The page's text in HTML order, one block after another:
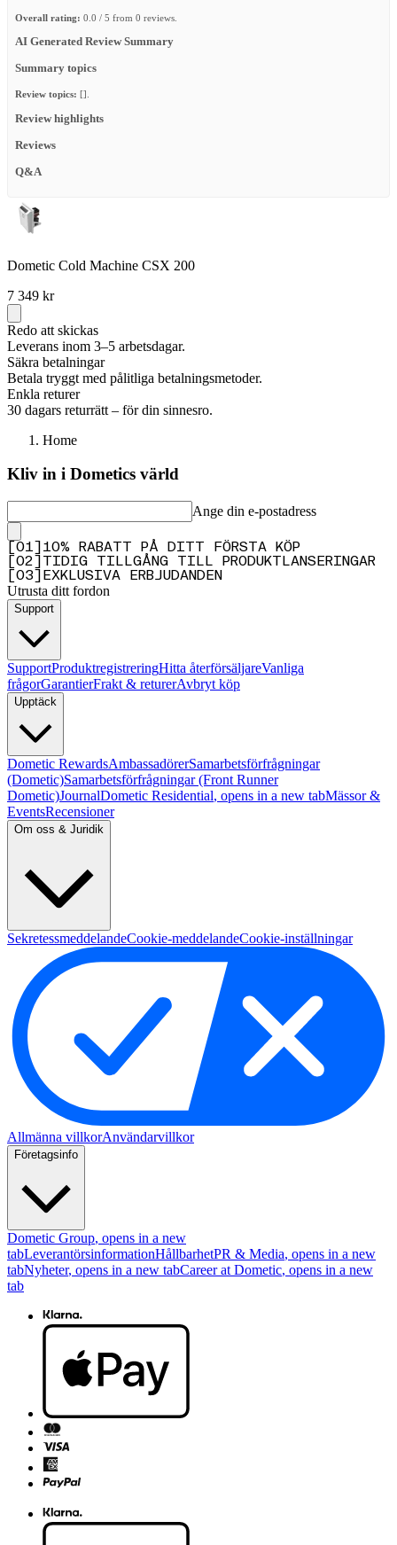
Overall rating: 0.0 / 5 from 0 reviews.
AI Generated Review Summary
Summary topics
Review topics: [].
Review highlights
Reviews
Q&A
Dometic Cold Machine CSX 200
7 349 kr
Redo att skickas
Leverans inom 3–5 arbetsdagar.
Säkra betalningar
Betala tryggt med pålitliga betalningsmetoder.
Enkla returer
30 dagars returrätt – för din sinnesro.
Home
Kliv in i Dometics värld
Ange din e-postadress
01
10% RABATT PÅ DITT FÖRSTA KÖP
02
TIDIG TILLGÅNG TILL PRODUKTLANSERINGAR
03 EXKLUSIVA ERBJUDANDEN
Utrusta ditt fordon
Support
SupportProduktregistreringHitta återförsäljareVanliga
frågorGarantierFrakt & returerAvbryt köp
Upptäck
Dometic RewardsAmbassadörerSamarbetsförfrågningar
(Dometic)Samarbetsförfrågningar (Front Runner
Dometic)JournalDometic Residential, opens in a new tabMässor &
EventsRecensioner
Om oss & Juridik
SekretessmeddelandeCookie-meddelandeCookie-inställningar
Allmänna villkorAnvändarvillkor
Företagsinfo
Dometic Group, opens in a new
tabLeverantörsinformationHållbarhetPR & Media, opens in a new
tabNyheter, opens in a new tabCareer at Dometic, opens in a new
tab